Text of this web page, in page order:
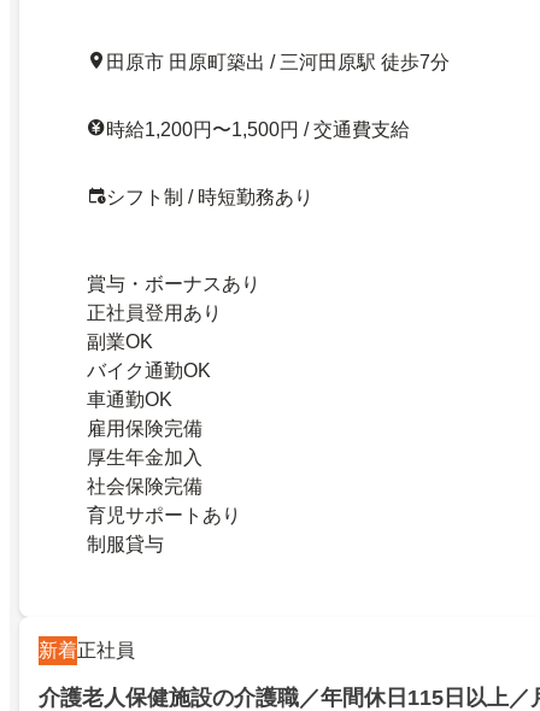
田原市 田原町築出 / 三河田原駅 徒歩7分
時給1,200円〜1,500円 / 交通費支給
シフト制 / 時短勤務あり
賞与・ボーナスあり
正社員登用あり
副業OK
バイク通勤OK
車通勤OK
雇用保険完備
厚生年金加入
社会保険完備
育児サポートあり
制服貸与
新着正社員
介護老人保健施設の介護職／年間休日115日以上／